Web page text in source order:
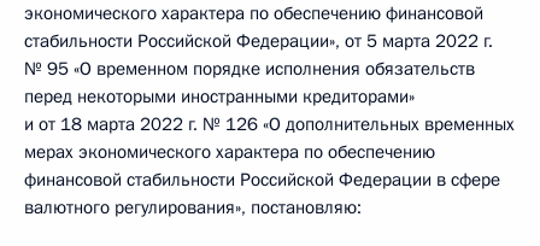
экономического характера по обеспечению финансовой
стабильности Российской Федерации», от 5 марта 2022 г.
№ 95 «О временном порядке исполнения обязательств
перед некоторыми иностранными кредиторами»
и от 18 марта 2022 г. № 126 «О дополнительных временных
мерах экономического характера по обеспечению
финансовой стабильности Российской Федерации в сфере
валютного регулирования», постановляю: